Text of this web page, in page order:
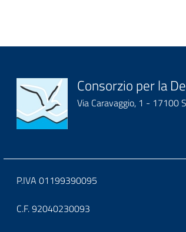
Block
it-
Consorzio per la
Via Caravaggio, 1 - 17100
Block
it-
P.IVA 01199390095
C.F. 92040230093